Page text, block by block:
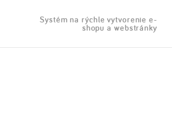
Systém na rýchle vytvorenie e-
shopu a webstránky